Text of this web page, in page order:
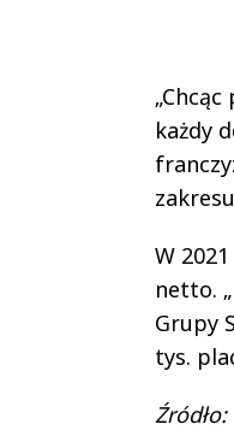
każdy
W
netto.
Grupy
tys.